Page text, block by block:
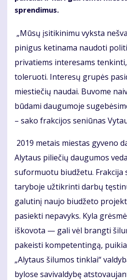
sprendimus.
„Mūsų įsitikinimu vyksta
pinigus ketinama naudoti
privatiems interesams
toleruoti. Interesų grupės
miestiečių naudai. Buvome
būdami daugumoje
– sako frakcijos seniūnas
2019 metais miestas gyveno
Alytaus piliečių daugumos
suformuotu biudžetu. Frakcija
taryboje užtikrinti darbų
galutinį naujo biudžeto
pasiekti nepavyks. Kyla
iškovota — gali vėl brangti
pakeisti kompetentingą,
„Alytaus šilumos tinklai“
bylose savivaldybę